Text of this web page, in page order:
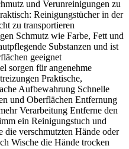
und Verunreinigungen zu
Reinigungstücher in der
zu transportieren
Schmutz wie Farbe, Fett und
Substanzen und ist
geeignet
sorgen für angenehme
Praktische,
Aufbewahrung Schnelle
und Oberflächen Entfernung
Verarbeitung Entferne den
ein Reinigungstuch und
die verschmutzten Hände oder
Wische die Hände trocken